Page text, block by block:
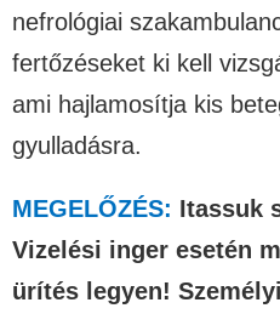
nefrológiai
fertőzéseket ki kell
ami hajlamosítja kis
gyulladásra.
MEGELŐZÉS: Itassuk
Vizelési inger esetén
ürítés legyen!